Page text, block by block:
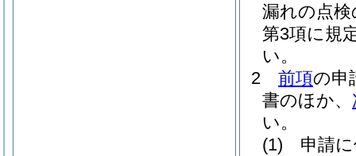
漏れの点
第3項に規
い。
2
前項の申
書のほか、
い。
(1)
申請